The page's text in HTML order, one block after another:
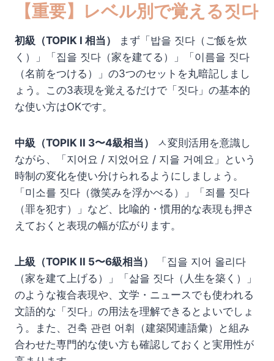
【重要】レベル別で覚える짓다
初級（TOPIK I 相当）
まず「밥을 짓다（ご飯を炊
く）」「집을 짓다（家を建てる）」「이름을 짓다
（名前をつける）」の3つのセットを丸暗記しまし
ょう。この3表現を覚えるだけで「짓다」の基本的
な使い方はOKです。
中級（TOPIK II 3〜4級相当）
ㅅ変則活用を意識し
ながら、「지어요 / 지었어요 / 지을 거예요」という
時制の変化を使い分けられるようにしましょう。
「미소를 짓다（微笑みを浮かべる）」「죄를 짓다
（罪を犯す）」など、比喩的・慣用的な表現も押さ
えておくと表現の幅が広がります。
上級（TOPIK II 5〜6級相当）
「집을 지어 올리다
（家を建て上げる）」「삶을 짓다（人生を築く）」
のような複合表現や、文学・ニュースでも使われる
文語的な「짓다」の用法を理解できるとよいでしょ
う。また、건축 관련 어휘（建築関連語彙）と組み
合わせた専門的な使い方も確認しておくと実用性が